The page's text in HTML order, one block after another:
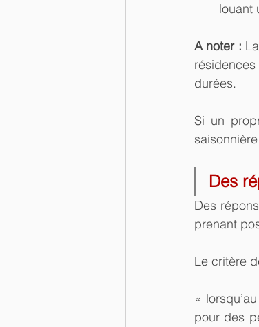
louant
A noter :
durées.
Si un
Des
Des
prenant
Le critère
«
pour des